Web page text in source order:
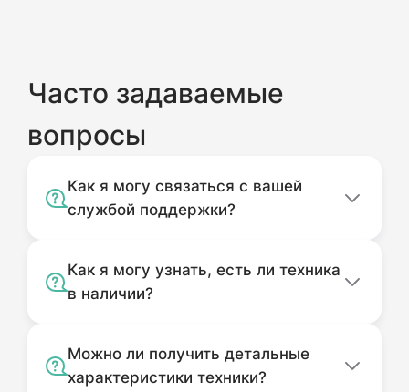
Часто задаваемые
вопросы
Как я могу связаться с вашей
службой поддержки?
Как я могу узнать, есть ли техника
в наличии?
Можно ли получить детальные
характеристики техники?